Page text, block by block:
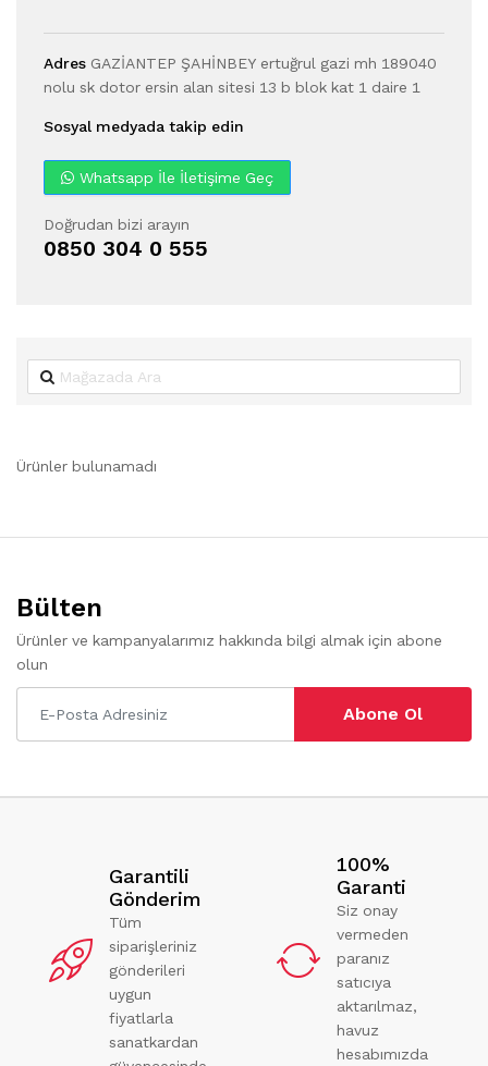
Adres GAZİANTEP ŞAHİNBEY ertuğrul gazi mh 189040
nolu sk dotor ersin alan sitesi 13 b blok kat 1 daire 1
Sosyal medyada takip edin
Whatsapp İle İletişime Geç
Doğrudan bizi arayın
0850 304 0 555
Ürünler bulunamadı
Bülten
Ürünler ve kampanyalarımız hakkında bilgi almak için abone
olun
Abone Ol
Garantili
Gönderim
Tüm
siparişleriniz
gönderileri
uygun
fiyatlarla
sanatkardan
100%
Garanti
Siz onay
vermeden
paranız
satıcıya
aktarılmaz,
havuz
hesabımızda